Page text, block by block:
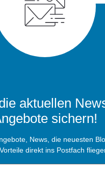
aktuellen
sichern!
News, die neuesten
direkt ins Postfach